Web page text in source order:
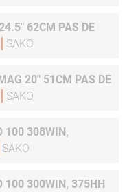
62CM PAS DE
SAKO
20" 51CM PAS DE
SAKO
100 308WIN,
SAKO
100 300WIN, 375HH